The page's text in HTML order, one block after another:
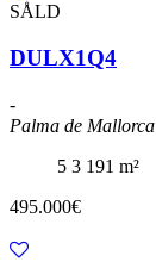
SÅLD
DULX1Q4
-
Palma de Mallorca
5 3 191 m²
495.000€